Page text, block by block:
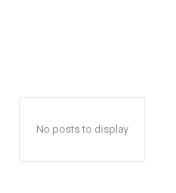
No posts to display